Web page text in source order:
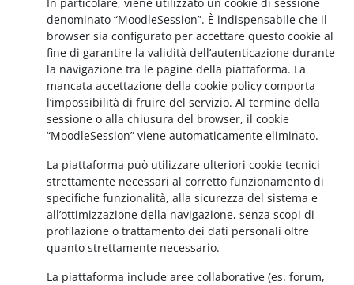
denominato “MoodleSession”. È indispensabile che il
browser sia configurato per accettare questo cookie al
fine di garantire la validità dell’autenticazione durante
la navigazione tra le pagine della piattaforma. La
mancata accettazione della cookie policy comporta
l’impossibilità di fruire del servizio. Al termine della
sessione o alla chiusura del browser, il cookie
“MoodleSession” viene automaticamente eliminato.
La piattaforma può utilizzare ulteriori cookie tecnici
strettamente necessari al corretto funzionamento di
specifiche funzionalità, alla sicurezza del sistema e
all’ottimizzazione della navigazione, senza scopi di
profilazione o trattamento dei dati personali oltre
quanto strettamente necessario.
La piattaforma include aree collaborative (es. forum,